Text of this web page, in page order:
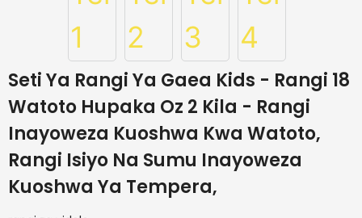
Seti Ya Rangi Ya Gaea Kids - Rangi 18
Watoto Hupaka Oz 2 Kila - Rangi
Inayoweza Kuoshwa Kwa Watoto,
Rangi Isiyo Na Sumu Inayoweza
Kuoshwa Ya Tempera,